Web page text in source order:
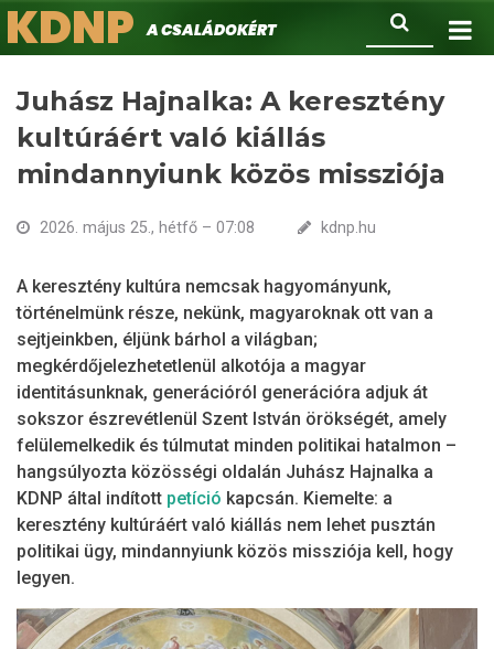
Ugrás
a
Keresés
KDNPA családokért.
Juhász Hajnalka: A keresztény
kultúráért való kiállás
mindannyiunk közös missziója
2026. május 25., hétfő – 07:08 kdnp.hu
A keresztény kultúra nemcsak hagyományunk,
történelmünk része, nekünk, magyaroknak ott van a
sejtjeinkben, éljünk bárhol a világban;
megkérdőjelezhetetlenül alkotója a magyar
identitásunknak, generációról generációra adjuk át
sokszor észrevétlenül Szent István örökségét, amely
felülemelkedik és túlmutat minden politikai hatalmon –
hangsúlyozta közösségi oldalán Juhász Hajnalka a
KDNP által indított petíció kapcsán. Kiemelte: a
keresztény kultúráért való kiállás nem lehet pusztán
politikai ügy, mindannyiunk közös missziója kell, hogy
legyen.